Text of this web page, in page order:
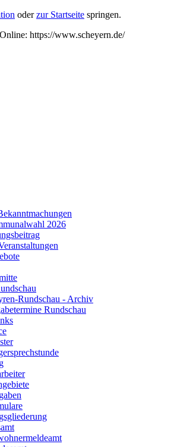
oderzur Startseite springen.
https://www.scheyern.de/
2026
Rundschau - Archiv
Rundschau